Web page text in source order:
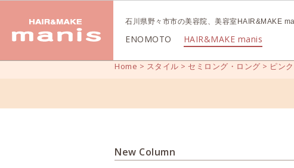
石川県野々市市の美容院、美容室HAIR&MAKE
ENOMOTO HAIR&MAKE manis
Home > スタイル > セミロング・ロング > ピン
New Column